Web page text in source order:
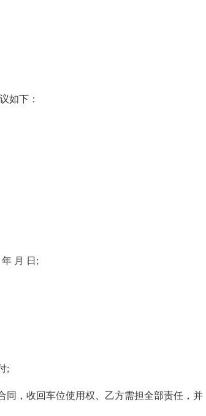
如下：
月 日;
;
同，收回车位使用权、乙方需担全部责任，并